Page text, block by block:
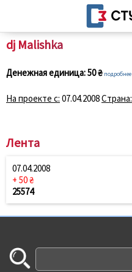
dj Malishka
Денежная единица:50 ₴ подробнее
На проекте с: 07.04.2008Страна:
Лента
07.04.2008
+ 50 ₴
25574